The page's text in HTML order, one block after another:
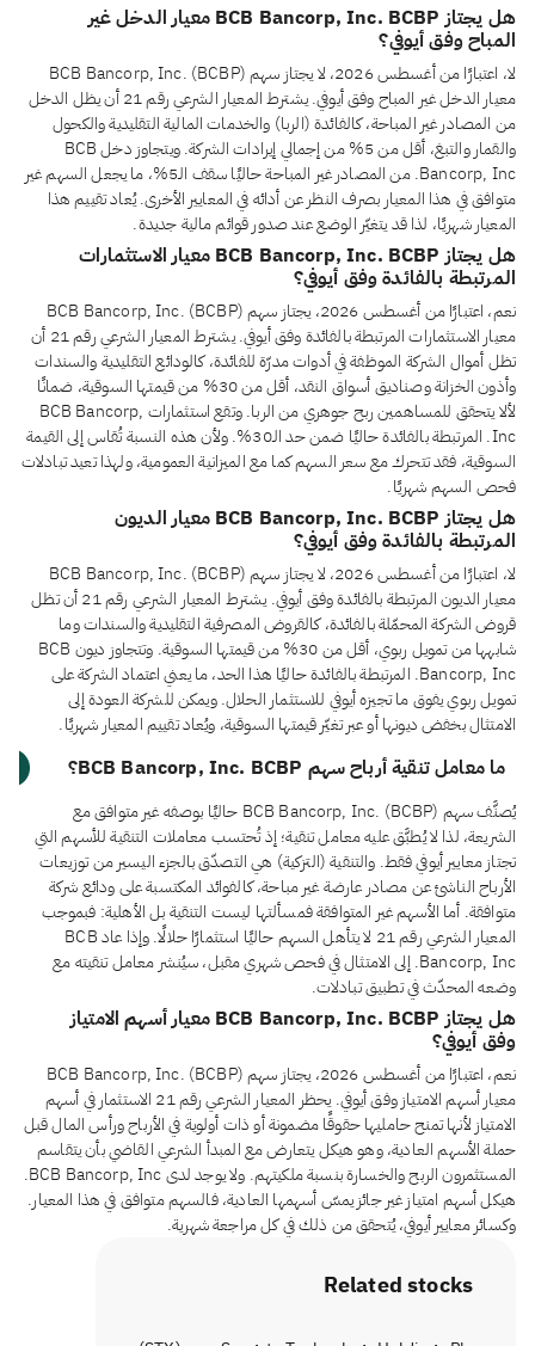
هل يجتاز BCB Bancorp, Inc. BCBP معيار الدخل غير
المباح وفق أيوفي؟
لا، اعتبارًا من أغسطس 2026، لا يجتاز سهم BCB Bancorp, Inc. (BCBP)
معيار الدخل غير المباح وفق أيوفي. يشترط المعيار الشرعي رقم 21 أن يظل الدخل
من المصادر غير المباحة، كالفائدة (الربا) والخدمات المالية التقليدية والكحول
والقمار والتبغ، أقل من 5% من إجمالي إيرادات الشركة. ويتجاوز دخل BCB
Bancorp, Inc. من المصادر غير المباحة حاليًا سقف الـ5%، ما يجعل السهم غير
متوافق في هذا المعيار بصرف النظر عن أدائه في المعايير الأخرى. يُعاد تقييم هذا
المعيار شهريًا، لذا قد يتغيّر الوضع عند صدور قوائم مالية جديدة.
هل يجتاز BCB Bancorp, Inc. BCBP معيار الاستثمارات
المرتبطة بالفائدة وفق أيوفي؟
نعم، اعتبارًا من أغسطس 2026، يجتاز سهم BCB Bancorp, Inc. (BCBP)
معيار الاستثمارات المرتبطة بالفائدة وفق أيوفي. يشترط المعيار الشرعي رقم 21 أن
تظل أموال الشركة الموظفة في أدوات مدرّة للفائدة، كالودائع التقليدية والسندات
وأذون الخزانة وصناديق أسواق النقد، أقل من 30% من قيمتها السوقية، ضمانًا
لألا يتحقق للمساهمين ربح جوهري من الربا. وتقع استثمارات BCB Bancorp,
Inc. المرتبطة بالفائدة حاليًا ضمن حد الـ30%. ولأن هذه النسبة تُقاس إلى القيمة
السوقية، فقد تتحرك مع سعر السهم كما مع الميزانية العمومية، ولهذا تعيد تبادلات
فحص السهم شهريًا.
هل يجتاز BCB Bancorp, Inc. BCBP معيار الديون
المرتبطة بالفائدة وفق أيوفي؟
لا، اعتبارًا من أغسطس 2026، لا يجتاز سهم BCB Bancorp, Inc. (BCBP)
معيار الديون المرتبطة بالفائدة وفق أيوفي. يشترط المعيار الشرعي رقم 21 أن تظل
قروض الشركة المحمّلة بالفائدة، كالقروض المصرفية التقليدية والسندات وما
شابهها من تمويل ربوي، أقل من 30% من قيمتها السوقية. وتتجاوز ديون BCB
Bancorp, Inc. المرتبطة بالفائدة حاليًا هذا الحد، ما يعني اعتماد الشركة على
تمويل ربوي يفوق ما تجيزه أيوفي للاستثمار الحلال. ويمكن للشركة العودة إلى
الامتثال بخفض ديونها أو عبر تغيّر قيمتها السوقية، ويُعاد تقييم المعيار شهريًا.
ما معامل تنقية أرباح سهم BCB Bancorp, Inc. BCBP؟
يُصنَّف سهم BCB Bancorp, Inc. (BCBP) حاليًا بوصفه غير متوافق مع
الشريعة، لذا لا يُطبَّق عليه معامل تنقية؛ إذ تُحتسب معاملات التنقية للأسهم التي
تجتاز معايير أيوفي فقط. والتنقية (التزكية) هي التصدّق بالجزء اليسير من توزيعات
الأرباح الناشئ عن مصادر عارضة غير مباحة، كالفوائد المكتسبة على ودائع شركة
متوافقة. أما الأسهم غير المتوافقة فمسألتها ليست التنقية بل الأهلية: فبموجب
المعيار الشرعي رقم 21 لا يتأهل السهم حاليًا استثمارًا حلالًا. وإذا عاد BCB
Bancorp, Inc. إلى الامتثال في فحص شهري مقبل، سيُنشر معامل تنقيته مع
وضعه المحدّث في تطبيق تبادلات.
هل يجتاز BCB Bancorp, Inc. BCBP معيار أسهم الامتياز
وفق أيوفي؟
نعم، اعتبارًا من أغسطس 2026، يجتاز سهم BCB Bancorp, Inc. (BCBP)
معيار أسهم الامتياز وفق أيوفي. يحظر المعيار الشرعي رقم 21 الاستثمار في أسهم
الامتياز لأنها تمنح حامليها حقوقًا مضمونة أو ذات أولوية في الأرباح ورأس المال قبل
حملة الأسهم العادية، وهو هيكل يتعارض مع المبدأ الشرعي القاضي بأن يتقاسم
المستثمرون الربح والخسارة بنسبة ملكيتهم. ولا يوجد لدى BCB Bancorp, Inc.
هيكل أسهم امتياز غير جائز يمسّ أسهمها العادية، فالسهم متوافق في هذا المعيار.
وكسائر معايير أيوفي، يُتحقق من ذلك في كل مراجعة شهرية.
Related stocks